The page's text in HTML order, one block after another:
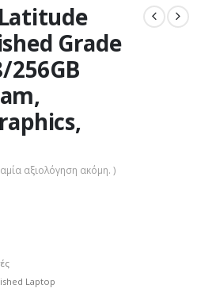
Grade
256GB
αξιολόγηση ακόμη. )
Laptop